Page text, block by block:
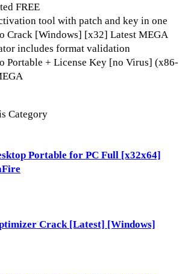
FREE
tool with patch and key in one
Crack [Windows] [x32] Latest MEGA
includes format validation
Portable + License Key [no Virus] (x86-
Category
Portable for PC Full [x32x64]
Crack [Latest] [Windows]